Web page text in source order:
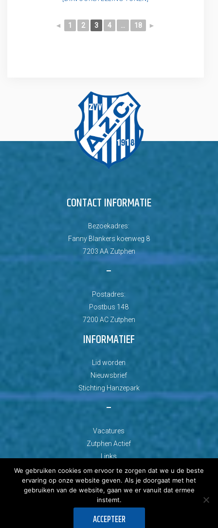
◄ 1 2 3 4 ... 18 ►
CONTACT INFORMATIE
Bezoekadres:
Fanny Blankers koenweg 8
7203 AA Zutphen
–
Postadres:
Postbus 148
7200 AC Zutphen
INFORMATIEF
Lid worden
Nieuwsbrief
Stichting Hanzepark
–
Vacatures
Zutphen Actief
Links
© Copyright 2026 AZC Zutphen
Ontwikkeld door: Best4u Group B.V.
We gebruiken cookies om ervoor te zorgen dat we u de beste
ervaring op onze website geven. Als je doorgaat met het
gebruiken van de website, gaan we er vanuit dat ermee
instemt.
ACCEPTEER